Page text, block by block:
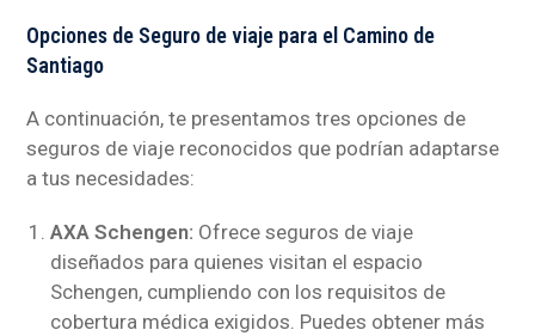
Opciones de Seguro de viaje para el Camino de
Santiago
A continuación, te presentamos tres opciones de
seguros de viaje reconocidos que podrían adaptarse
a tus necesidades:
AXA Schengen: Ofrece seguros de viaje
diseñados para quienes visitan el espacio
Schengen, cumpliendo con los requisitos de
cobertura médica exigidos. Puedes obtener más